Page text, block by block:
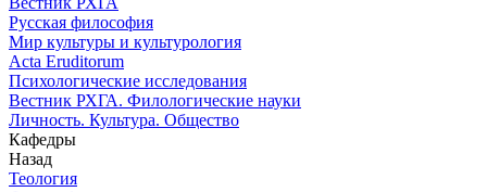
Русская философия
Мир культуры и культурология
Acta Eruditorum
Психологические исследования
Вестник РХГА. Филологические науки
Личность. Культура. Общество
Кафедры
Назад
Теология